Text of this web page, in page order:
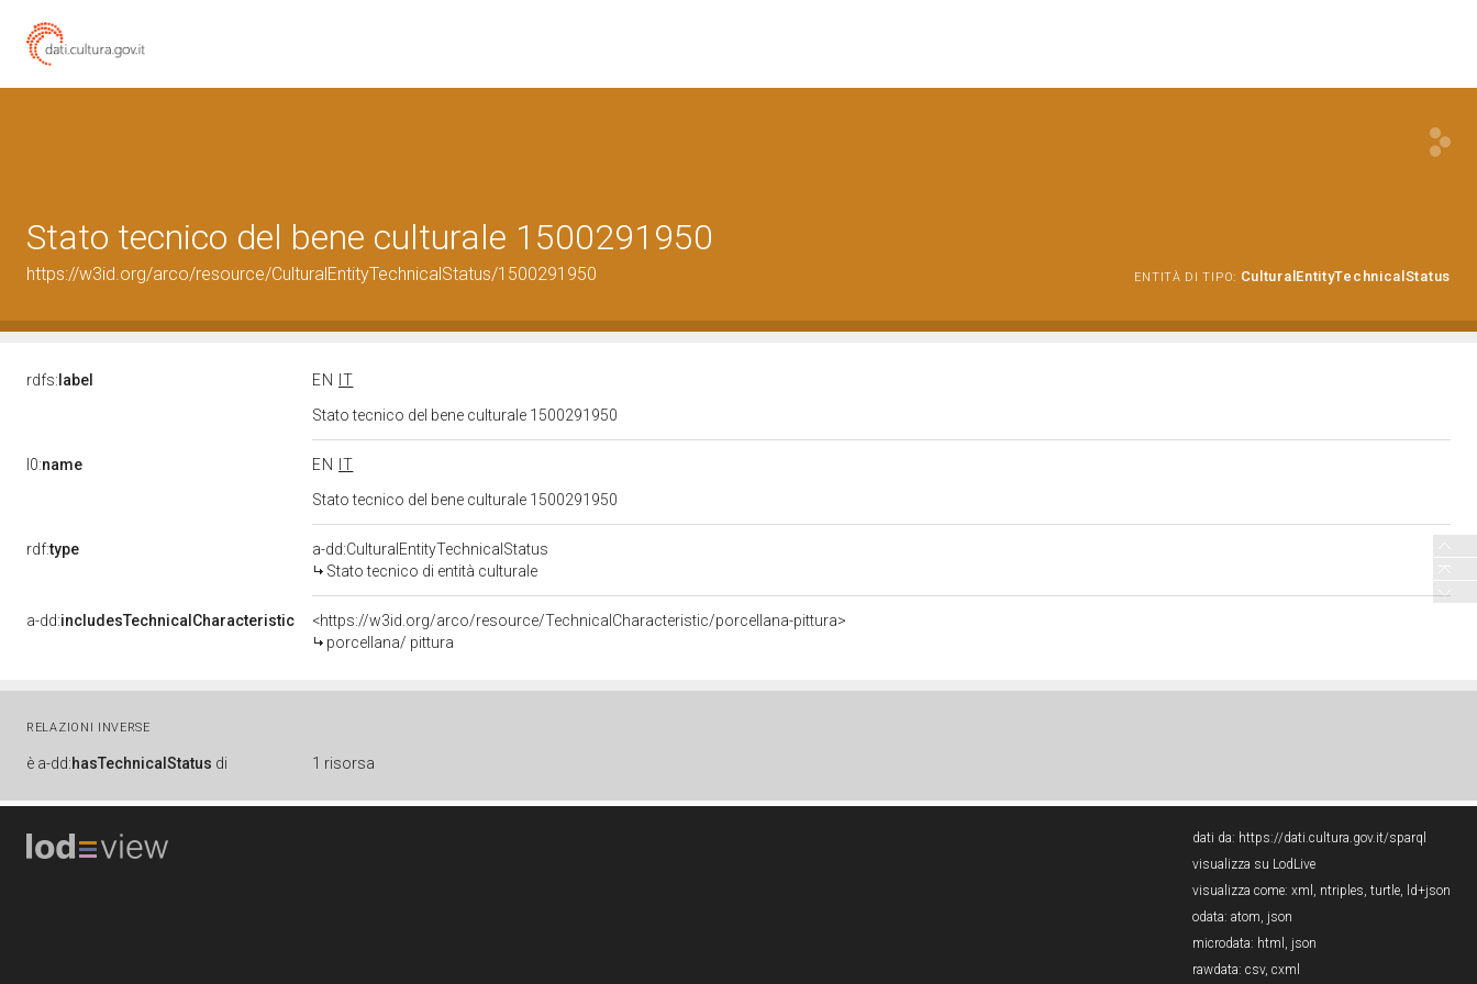
Stato tecnico del bene culturale 1500291950
https://w3id.org/arco/resource/CulturalEntityTechnicalStatus/1500291950 ENTITÀ DI TIPO: CulturalEntityTechnicalStatus
rdfs: label EN
IT
Stato tecnico del bene culturale 1500291950
l0:name EN
IT
Stato tecnico del bene culturale 1500291950
rdf:type
a-dd:CulturalEntityTechnicalStatus
Stato tecnico di entità culturale
a-dd:includesTechnicalCharacteristic
<https://w3id.org/arco/resource/TechnicalCharacteristic/porcellana-pittura>
porcellana/ pittura
RELAZIONI INVERSE
è a-dd:hasTechnicalStatus di 1 risorsa
dati da: https://dati.cultura.gov.it/sparql
visualizza su LodLive
visualizza come: xml , ntriples, turtle, ld+json
odata: atom, json
microdata: html , json
rawdata: csv, cxml